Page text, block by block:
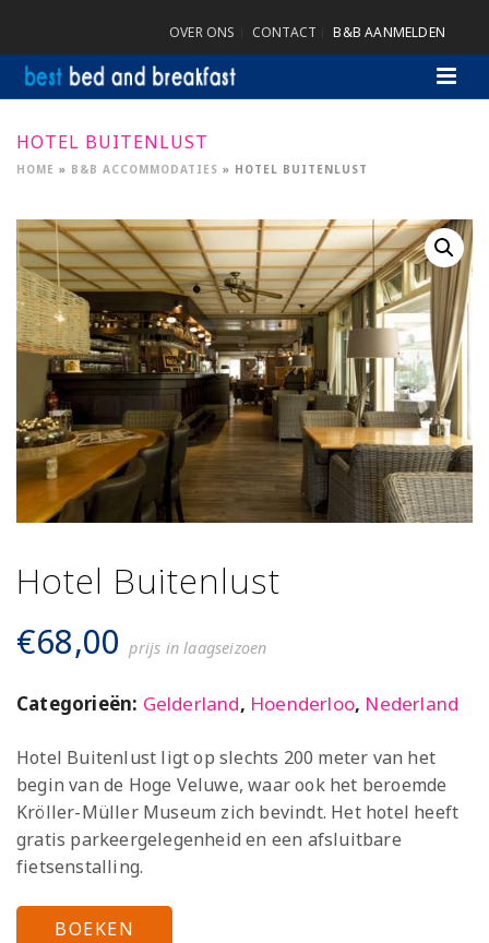
OVER ONS CONTACT B&B AANMELDEN
HOTEL BUITENLUST
HOME » B&B ACCOMMODATIES » HOTEL BUITENLUST
Hotel Buitenlust
€68,00 prijs in laagseizoen
Categorieën: Gelderland, Hoenderloo, Nederland
Hotel Buitenlust ligt op slechts 200 meter van het
begin van de Hoge Veluwe, waar ook het beroemde
Kröller-Müller Museum zich bevindt. Het hotel heeft
gratis parkeergelegenheid en een afsluitbare
fietsenstalling.
BOEKEN